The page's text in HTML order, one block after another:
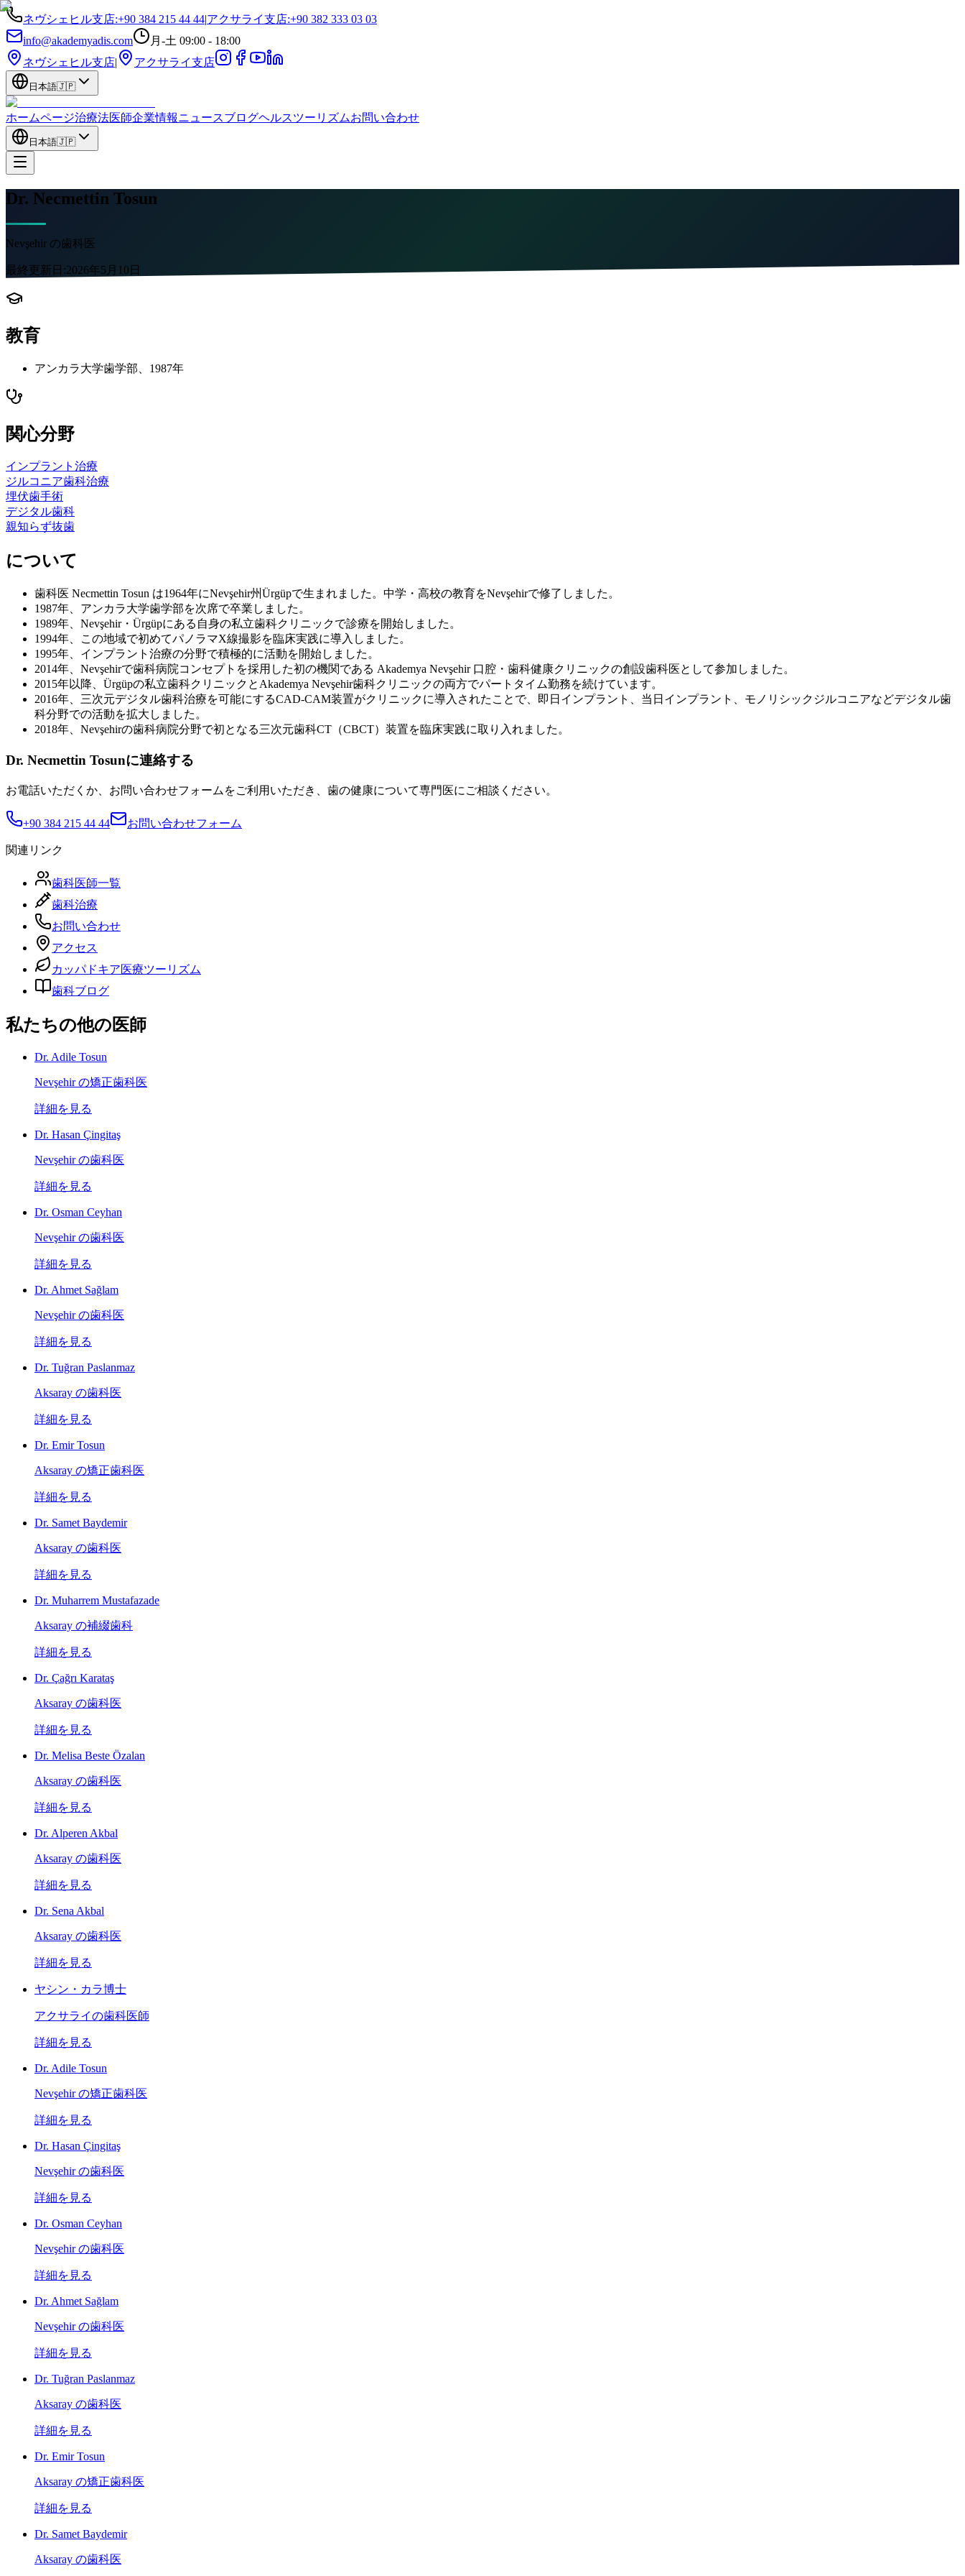
ネヴシェヒル支店:+90 384 215 44 44|アクサライ支店:+90 382 333 03 03
info@akademyadis.com
月-土 09:00 - 18:00
ネヴシェヒル支店| アクサライ支店
日本語🇯🇵
ホームページ治療法医師企業情報ニュースブログヘルスツーリズムお問い合わせ
日本語🇯🇵
Dr. Necmettin Tosun
Nevşehir の歯科医
最終更新日:2026年5月10日
教育
アンカラ大学歯学部、1987年
関心分野
インプラント治療
ジルコニア歯科治療
埋伏歯手術
デジタル歯科
親知らず抜歯
について
歯科医 Necmettin Tosun は1964年にNevşehir州Ürgüpで生まれました。中学・高校の教育をNevşehirで修了しました。
1987年、アンカラ大学歯学部を次席で卒業しました。
1989年、Nevşehir・Ürgüpにある自身の私立歯科クリニックで診療を開始しました。
1994年、この地域で初めてパノラマX線撮影を臨床実践に導入しました。
1995年、インプラント治療の分野で積極的に活動を開始しました。
2014年、Nevşehirで歯科病院コンセプトを採用した初の機関である Akademya Nevşehir 口腔・歯科健康クリニックの創設歯科医として参加しました。
2015年以降、Ürgüpの私立歯科クリニックとAkademya Nevşehir歯科クリニックの両方でパートタイム勤務を続けています。
2016年、三次元デジタル歯科治療を可能にするCAD-CAM装置がクリニックに導入されたことで、即日インプラント、当日インプラント、モノリシックジルコニアなどデジタル歯
科分野での活動を拡大しました。
2018年、Nevşehirの歯科病院分野で初となる三次元歯科CT（CBCT）装置を臨床実践に取り入れました。
Dr. Necmettin Tosunに連絡する
お電話いただくか、お問い合わせフォームをご利用いただき、歯の健康について専門医にご相談ください。
+90 384 215 44 44 お問い合わせフォーム
関連リンク
歯科医師一覧
歯科治療
お問い合わせ
アクセス
カッパドキア医療ツーリズム
歯科ブログ
私たちの他の医師
Dr. Adile Tosun
Nevşehir の矯正歯科医
詳細を見る
Dr. Hasan Çingitaş
Nevşehir の歯科医
詳細を見る
Dr. Osman Ceyhan
Nevşehir の歯科医
詳細を見る
Dr. Ahmet Sağlam
Nevşehir の歯科医
詳細を見る
Dr. Tuğran Paslanmaz
Aksaray の歯科医
詳細を見る
Dr. Emir Tosun
Aksaray の矯正歯科医
詳細を見る
Dr. Samet Baydemir
Aksaray の歯科医
詳細を見る
Dr. Muharrem Mustafazade
Aksaray の補綴歯科
詳細を見る
Dr. Çağrı Karataş
Aksaray の歯科医
詳細を見る
Dr. Melisa Beste Özalan
Aksaray の歯科医
詳細を見る
Dr. Alperen Akbal
Aksaray の歯科医
詳細を見る
Dr. Sena Akbal
Aksaray の歯科医
詳細を見る
ヤシン・カラ博士
アクサライの歯科医師
詳細を見る
Dr. Adile Tosun
Nevşehir の矯正歯科医
詳細を見る
Dr. Hasan Çingitaş
Nevşehir の歯科医
詳細を見る
Dr. Osman Ceyhan
Nevşehir の歯科医
詳細を見る
Dr. Ahmet Sağlam
Nevşehir の歯科医
詳細を見る
Dr. Tuğran Paslanmaz
Aksaray の歯科医
詳細を見る
Dr. Emir Tosun
Aksaray の矯正歯科医
詳細を見る
Dr. Samet Baydemir
Aksaray の歯科医